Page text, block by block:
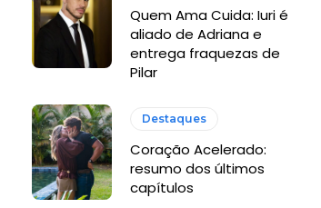
Quem Ama Cuida: Iuri é
aliado de Adriana e
entrega fraquezas de
Pilar
Destaques
Coração Acelerado:
resumo dos últimos
capítulos